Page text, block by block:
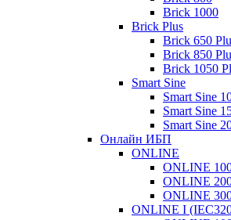
Brick 1000
Brick Plus
Brick 650
Brick 850
Brick 1050
Smart Sine
Smart Sine
Smart Sine
Smart Sine
Онлайн ИБП
ONLINE
ONLINE
ONLINE
ONLINE
ONLINE I